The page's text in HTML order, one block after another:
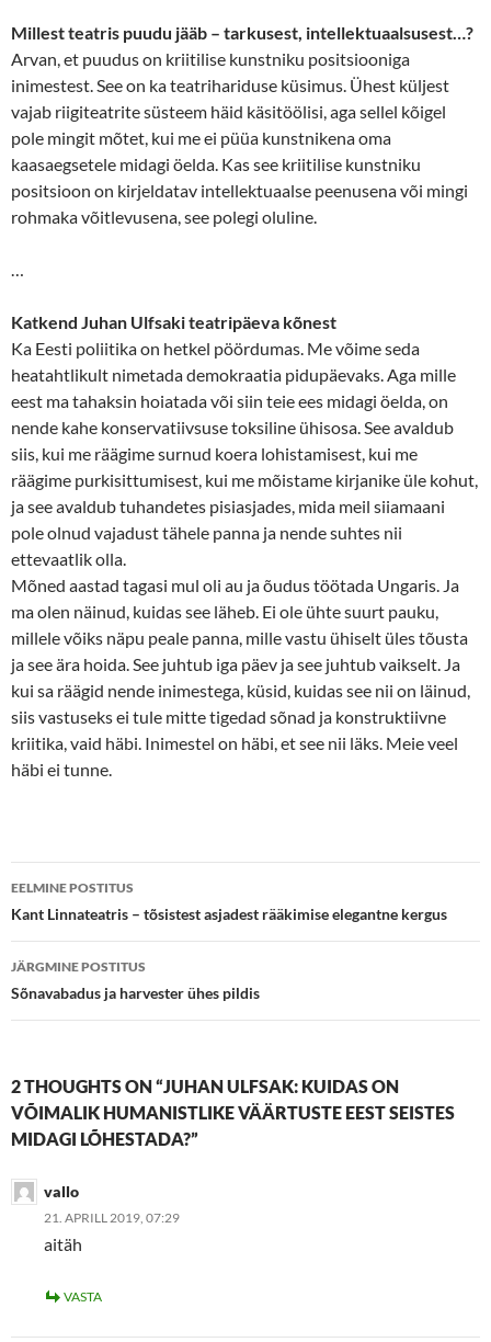
Millest teatris puudu jääb – tarkusest, intellektuaalsusest…?
Arvan, et puudus on kriitilise kunstniku positsiooniga
inimestest. See on ka teatrihariduse küsimus. Ühest küljest
vajab riigiteatrite süsteem häid käsitöölisi, aga sellel kõigel
pole mingit mõtet, kui me ei püüa kunstnikena oma
kaasaegsetele midagi öelda. Kas see kriitilise kunstniku
positsioon on kirjeldatav intellektuaalse peenusena või mingi
rohmaka võitlevusena, see polegi oluline.
Katkend Juhan Ulfsaki teatripäeva kõnest
Ka Eesti poliitika on hetkel pöördumas. Me võime seda
heatahtlikult nimetada demokraatia pidupäevaks. Aga mille
eest ma tahaksin hoiatada või siin teie ees midagi öelda, on
nende kahe konservatiivsuse toksiline ühisosa. See avaldub
siis, kui me räägime surnud koera lohistamisest, kui me
räägime purkisittumisest, kui me mõistame kirjanike üle kohut,
ja see avaldub tuhandetes pisiasjades, mida meil siiamaani
pole olnud vajadust tähele panna ja nende suhtes nii
ettevaatlik olla.
Mõned aastad tagasi mul oli au ja õudus töötada Ungaris. Ja
ma olen näinud, kuidas see läheb. Ei ole ühte suurt pauku,
millele võiks näpu peale panna, mille vastu ühiselt üles tõusta
ja see ära hoida. See juhtub iga päev ja see juhtub vaikselt. Ja
kui sa räägid nende inimestega, küsid, kuidas see nii on läinud,
siis vastuseks ei tule mitte tigedad sõnad ja konstruktiivne
kriitika, vaid häbi. Inimestel on häbi, et see nii läks. Meie veel
häbi ei tunne.
Postituste
töölaud
EELMINE POSTITUS
Kant Linnateatris – tõsistest asjadest rääkimise elegantne kergus
JÄRGMINE POSTITUS
Sõnavabadus ja harvester ühes pildis
2 THOUGHTS ON “JUHAN ULFSAK: KUIDAS ON
VÕIMALIK HUMANISTLIKE VÄÄRTUSTE EEST SEISTES
MIDAGI LÕHESTADA?”
vallo
21. APRILL 2019, 07:29
aitäh
VASTA